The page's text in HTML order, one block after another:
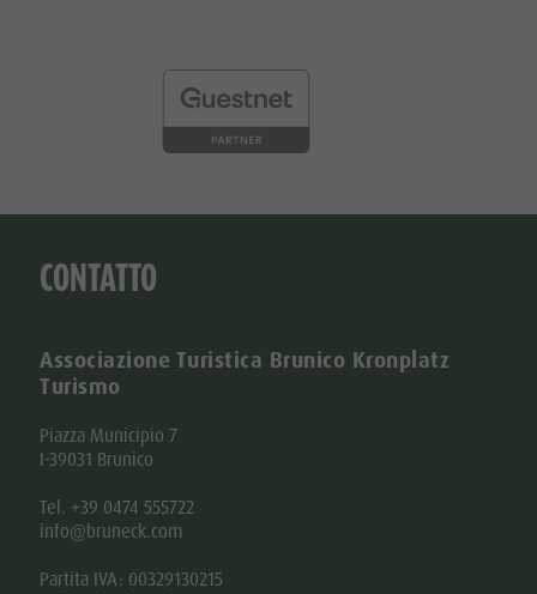
CONTATTO
Associazione Turistica Brunico Kronplatz
Turismo
Piazza Municipio 7
I-39031 Brunico
Tel. +39 0474 555722
info@bruneck.com
Partita IVA: 00329130215